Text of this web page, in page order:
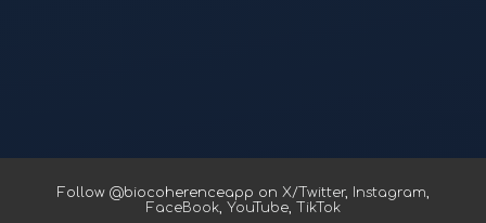
Follow @biocoherenceapp on X/Twitter, Instagram,
FaceBook, YouTube, TikTok